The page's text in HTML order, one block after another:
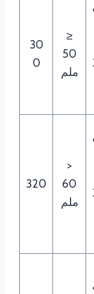
≤
50
ملم
30
0
<
60
ملم
320